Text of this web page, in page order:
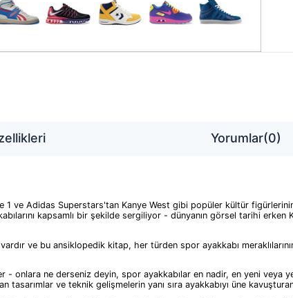
Yorumlar(0)
ve Adidas Superstars'tan Kanye West gibi popüler kültür
kapsamlı bir şekilde sergiliyor - dünyanın görsel tarihi
ve bu ansiklopedik kitap, her türden spor ayakkabı
- onlara ne derseniz deyin, spor ayakkabılar en nadir, en yeni
tasarımlar ve teknik gelişmelerin yanı sıra ayakkabıyı üne